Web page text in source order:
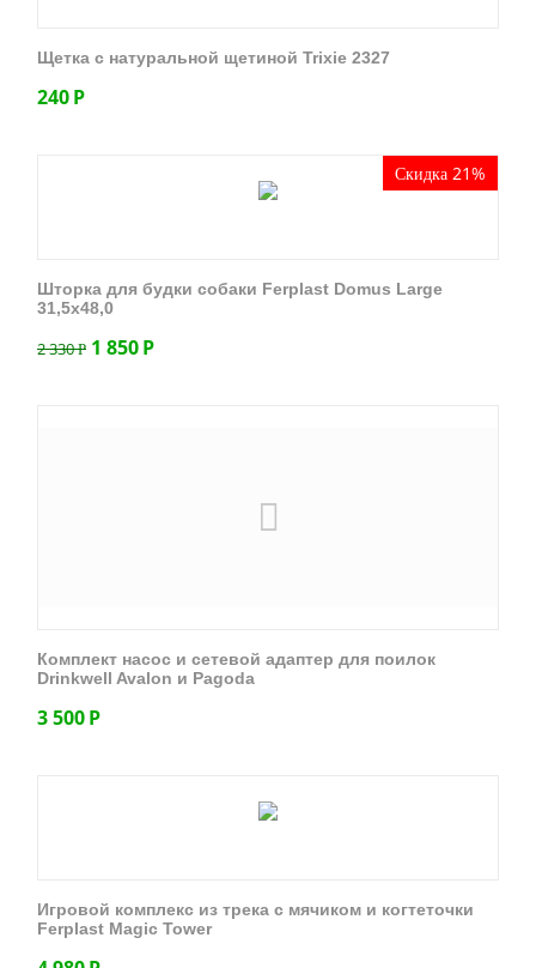
Щетка с натуральной щетиной Trixie 2327
240Р
Скидка 21%
Шторка для будки собаки Ferplast Domus Large
31,5х48,0
2 330Р 1 850Р
Комплект насос и сетевой адаптер для поилок
Drinkwell Avalon и Pagoda
3 500Р
Игровой комплекс из трека с мячиком и когтеточки
Ferplast Magic Tower